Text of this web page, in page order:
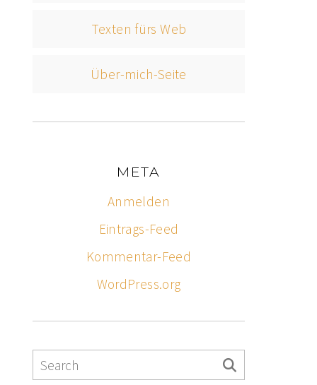
Texten fürs Web
Über-mich-Seite
META
Anmelden
Eintrags-Feed
Kommentar-Feed
WordPress.org